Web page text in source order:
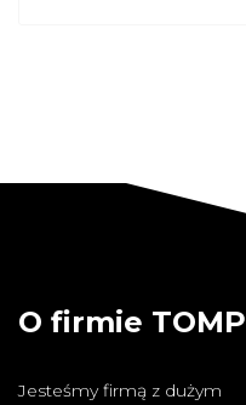
O firmie TOMP
Jesteśmy firmą z dużym